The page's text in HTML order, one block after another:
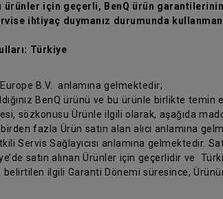
ürünler için geçerli, BenQ ürün
ihtiyaç duymanız durumunda
Türkiye
B.V. anlamına gelmektedir;
BenQ ürünü ve bu ürünle birlikte
sözkonusu Ürünle ilgili olarak, aşağıda
fazla Ürün satın alan alıcı anlamına
Servis Sağlayıcısı anlamına gelmektedir.
satın alınan Ürünler için geçerlidir ve
belirtilen ilgili Garanti Dönemi süresince,